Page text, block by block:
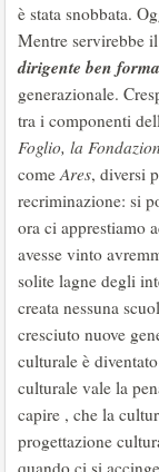
è stata snobbata.
Mentre servirebbe
dirigente ben
generazionale.
tra i componenti
Foglio, la
comeAres, diversi
recriminazione: si
ora ci apprestiamo
avesse vinto
solite lagne degli
creata nessuna
cresciuto nuove
culturale è
culturale vale la
capire , che la
progettazione